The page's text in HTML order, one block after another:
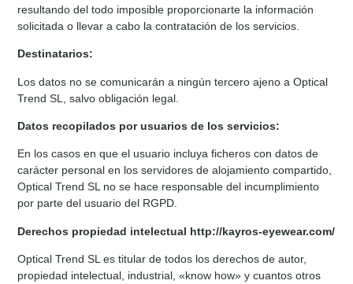
resultando del todo imposible proporcionarte la información
solicitada o llevar a cabo la contratación de los servicios.
Destinatarios:
Los datos no se comunicarán a ningún tercero ajeno a Optical
Trend SL, salvo obligación legal.
Datos recopilados por usuarios de los servicios:
En los casos en que el usuario incluya ficheros con datos de
carácter personal en los servidores de alojamiento compartido,
Optical Trend SL no se hace responsable del incumplimiento
por parte del usuario del RGPD.
Derechos propiedad intelectual http://kayros-eyewear.com/
Optical Trend SL es titular de todos los derechos de autor,
propiedad intelectual, industrial, «know how» y cuantos otros